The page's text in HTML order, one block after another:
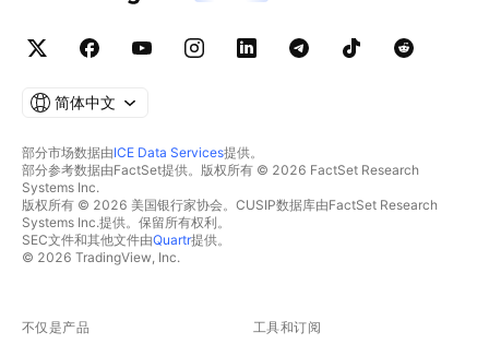
简体中文
部分市场数据由ICE Data Services提供。
部分参考数据由FactSet提供。版权所有 © 2026 FactSet Research
Systems Inc.
版权所有 © 2026 美国银行家协会。CUSIP数据库由FactSet Research
Systems Inc.提供。保留所有权利。
SEC文件和其他文件由Quartr提供。
© 2026 TradingView, Inc.
不仅是产品 工具和订阅